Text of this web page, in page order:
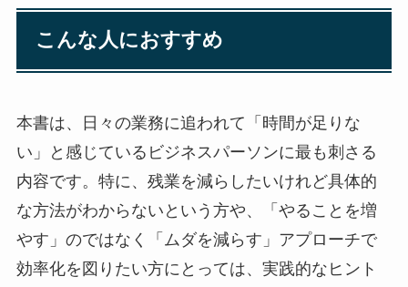
こんな人におすすめ
本書は、日々の業務に追われて「時間が足りな
い」と感じているビジネスパーソンに最も刺さる
内容です。特に、残業を減らしたいけれど具体的
な方法がわからないという方や、「やることを増
やす」のではなく「ムダを減らす」アプローチで
効率化を図りたい方にとっては、実践的なヒント